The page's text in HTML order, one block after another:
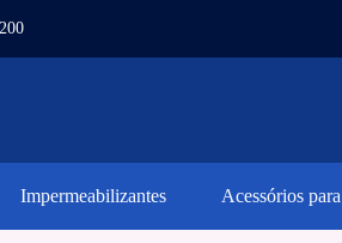
Impermeabilizantes Acessórios